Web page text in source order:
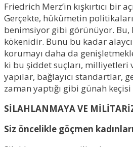
Friedrich Merz’in kışkırtıcı bir
Gerçekte, hükümetin
benimsiyor gibi görünüyor. Bu,
kökenidir. Bunu bu kadar
korumayı daha da
ki bu şiddet suçları, milliyetleri
yapılar, bağlayıcı standartlar,
zaman yaptığı gibi günah
SİLAHLANMAYA VE
Siz öncelikle göçmen